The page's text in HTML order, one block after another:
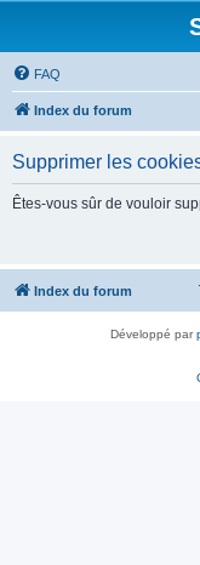
FAQ
Index du forum
Supprimer les
Êtes-vous sûr de vouloir
Index du forum
Développé par